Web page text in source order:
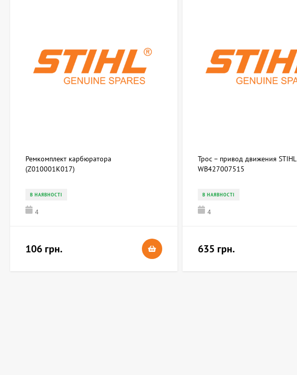
Ремкомплект карбюратора
(Z010001K017)
В НАЯВНОСТІ
4
106 грн.
Трос – привод движения STIHL
WB427007515
В НАЯВНОСТІ
4
635 грн.